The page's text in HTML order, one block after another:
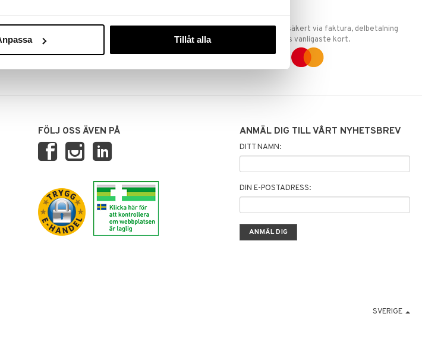
Tillåt alla
GODKÄND AV LÄKEMEDELSVERKET
EU-logotypen är symbolen som visar att vi är
godkända av Läkemedelsverket gällande
TRYGGA KÖP
Handla tryggt & säkert via faktura, delbetalning
eller marknadens vanligaste kort.
FÖLJ OSS ÄVEN PÅ ANMÄL DIG TILL VÅRT NYHETSBREV
DITT NAMN:
DIN E-POSTADRESS:
SVERIGE